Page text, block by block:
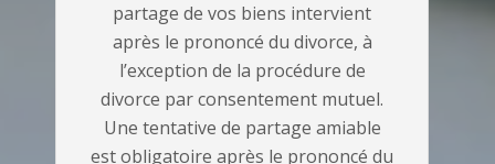
partage de vos biens intervient
après le prononcé du divorce, à
l’exception de la procédure de
divorce par consentement mutuel.
Une tentative de partage amiable
est obligatoire après le prononcé du